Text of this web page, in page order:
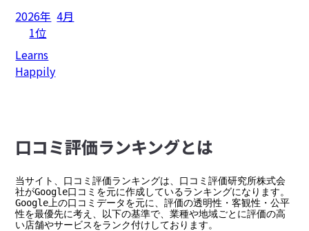
2026年 4月
1位
Learns
Happily
⼝コミ評価ランキングとは
当サイト、口コミ評価ランキングは、口コミ評価研究所株式会
社がGoogle口コミを元に作成しているランキングになります。
Google上の口コミデータを元に、評価の透明性・客観性・公平
性を最優先に考え、以下の基準で、業種や地域ごとに評価の高
い店舗やサービスをランク付けしております。